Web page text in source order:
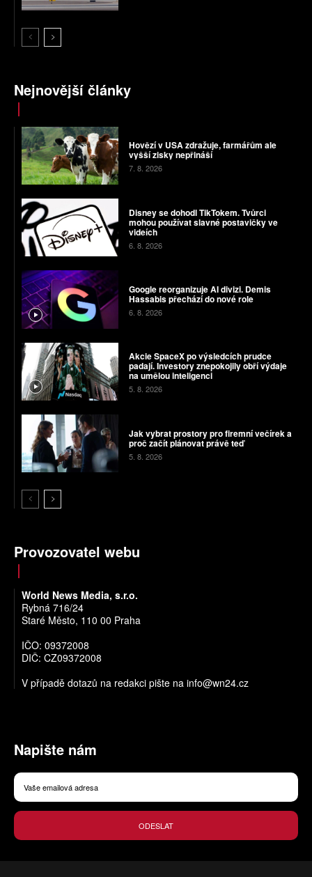
Nejnovější články
Hovězí v USA zdražuje, farmářům ale
vyšší zisky nepřináší
7. 8. 2026
Disney se dohodl TikTokem. Tvůrci
mohou používat slavné postavičky ve
videích
6. 8. 2026
Google reorganizuje AI divizi. Demis
Hassabis přechází do nové role
6. 8. 2026
Akcie SpaceX po výsledcích prudce
padají. Investory znepokojily obří výdaje
na umělou inteligenci
5. 8. 2026
Jak vybrat prostory pro firemní večírek a
proč začít plánovat právě teď
5. 8. 2026
Provozovatel webu
World News Media, s.r.o.
Rybná 716/24
Staré Město, 110 00 Praha
IČO: 09372008
DIČ: CZ09372008
V případě dotazů na redakci pište na info@wn24.cz
Napište nám
ODESLAT